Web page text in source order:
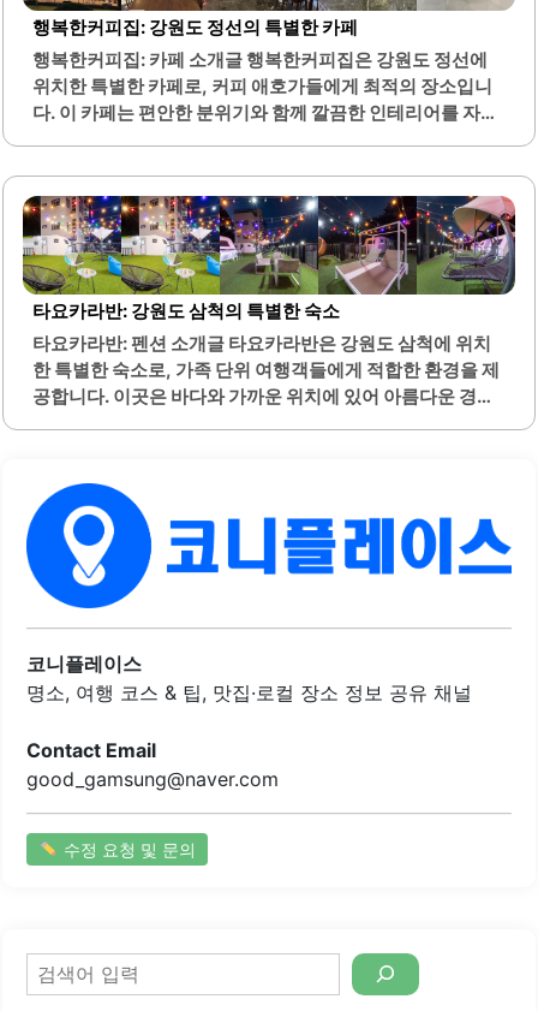
며, 특히 시그니처 음료는 많은 방문객들에게 인기를 끌고 있
습니다. 카페의 넓은 마당은 야외에서의 여유로운 시간을 즐
기기에 적합하며, 자연과 함께하는 힐링 공간으로 알려져 있
습니다.또한, 카페 주변은 아름다운 경치로 둘러싸여 있어 사
진 촬영에도 적합합니다. 길151 한옥카페는 주차..
행복한커피집: 강원도 정선의 특별한 카페
행복한커피집: 카페 소개글 행복한커피집은 강원도 정선에
위치한 특별한 카페로, 커피 애호가들에게 최적의 장소입니
다. 이 카페는 편안한 분위기와 함께 깔끔한 인테리어를 자랑
진정한 열정을 가지고 있습니다.행복한커피집에서는 다양한
스페셜티 원두를 사용하여 핸드드립 커피를 제공하며, 각 원
두의 고유한 맛과 향을 느낄 수 있습니다. 특히, 사장님이 직
접 내려주시는 커피는 많은 손님들에게 깊은 인상을 남깁니
다. 카푸치노와 라떼는 부드러운 맛으로 많은 사랑을 받고 있
으며, 빵과 함께 즐기면 더욱 풍성한 맛을 경험할 수 있습니
다.이 카페는 커피와 함께 제공되는 다양한 베이커리 제품들
도 인기가 높습니다. 특히 티슈 브레드와 크로와상은 고소하
고 부드러운 식감으로 많은 손님들에게 호평을 받고..
타요카라반: 강원도 삼척의 특별한 숙소
타요카라반: 펜션 소개글 타요카라반은 강원도 삼척에 위치
한 특별한 숙소로, 가족 단위 여행객들에게 적합한 환경을 제
공합니다. 이곳은 바다와 가까운 위치에 있어 아름다운 경치
한, 주차 공간이 넓어 차량 이용이 편리합니다. 주변에는 다양
한 관광 명소가 있어 여행의 즐거움을 더해 줍니다.타요카라
반은 바베큐 시설도 마련되어 있어 야외에서 식사를 즐길 수
있는 기회를 제공합니다. 숙소의 사장님은 친절하게 손님을
맞이하며, 편안한 숙박을 위해 필요한 안내를 제공합니다. 아
이들을 위한 놀이 공간도 마련되어 있어 가족 단위 방문객들
에게 적합합니다.이곳은 조용한 분위기 속에서 휴식을 취할
수 있는..
코니플레이스
명소, 여행 코스 & 팁, 맛집·로컬 장소 정보 공유 채널
Contact Email
good_gamsung@naver.com
수정 요청 및 문의
검
색